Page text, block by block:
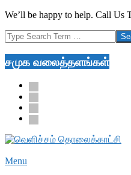
Skip
content
We’ll be happy to help. Call Us
Search
சமுக வலைத்தளங்கள்
facebook
twitter
youtube
google
Secondary
Menu